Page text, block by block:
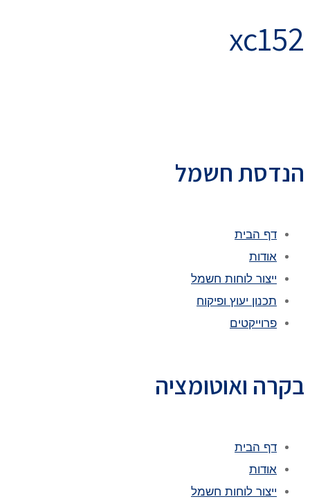
xc152
הנדסת חשמל
דף הבית
אודות
ייצור לוחות חשמל
תכנון יעוץ ופיקוח
פרוייקטים
בקרה ואוטומציה
דף הבית
אודות
ייצור לוחות חשמל